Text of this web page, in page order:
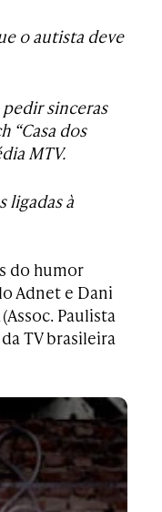
o autista deve
sinceras
“Casa dos
MTV.
ligadas à
do humor
Adnet e Dani
Paulista
TV brasileira